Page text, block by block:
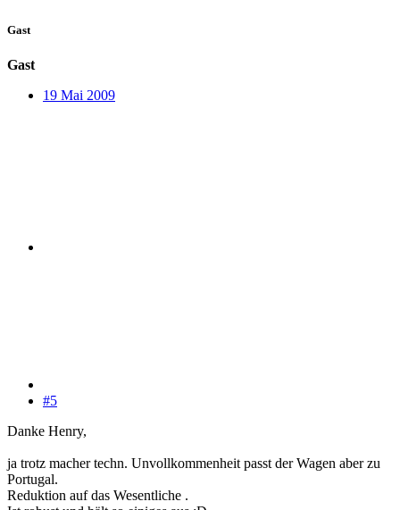
Gast
Gast
19 Mai 2009
#5
Danke Henry,
ja trotz macher techn. Unvollkommenheit passt der Wagen aber zu
Portugal.
Reduktion auf das Wesentliche .